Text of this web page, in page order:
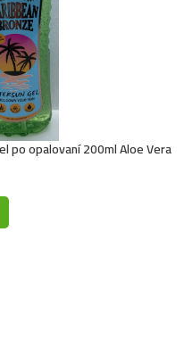
po opalovaní 200ml Aloe Vera